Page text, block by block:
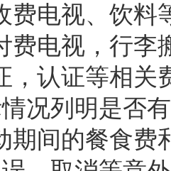
费电视、饮料
费电视，行李
，认证等相关
况列明是否
期间的餐食费